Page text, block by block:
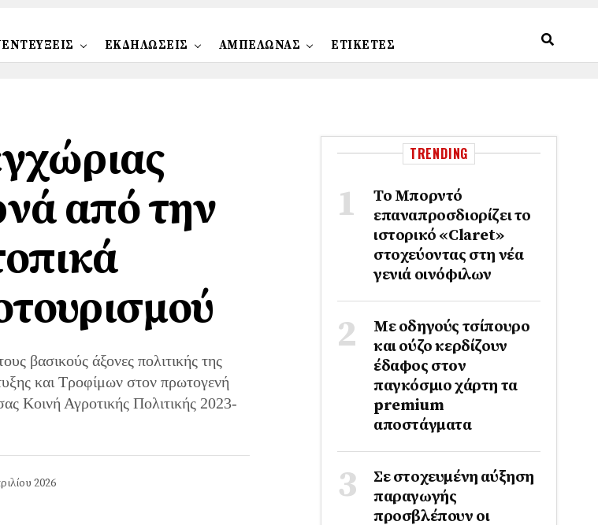
ΕΚΔΗΛΩΣΕΙΣ ΑΜΠΕΛΩΝΑΣ ΕΤΙΚΕΤΕΣ
από την
βασικούς άξονες πολιτικής της
και Τροφίμων στον πρωτογενή
Κοινή Αγροτικής Πολιτικής 2023-
2026
TRENDING
Το Μπορντό
επαναπροσδιορίζει το
ιστορικό «Claret»
στοχεύοντας στη νέα
γενιά οινόφιλων
Με οδηγούς τσίπουρο
και ούζο κερδίζουν
έδαφος στoν
παγκόσμιο χάρτη τα
premium
αποστάγματα
Σε στοχευμένη αύξηση
παραγωγής
προσβλέπουν οι